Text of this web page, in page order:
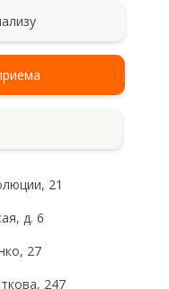
21
д. 6
27
247